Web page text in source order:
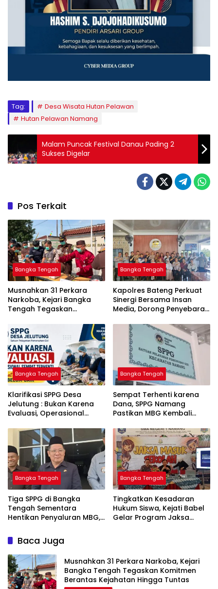
Tag:
Desa Wisata Hutan Pelawan
Hutan Pelawan Namang
Malam Puncak Festival Danau Pading 2
Sukses Digelar
Pos Terkait
Bangka Tengah
Musnahkan 31 Perkara
Narkoba, Kejari Bangka
Tengah Tegaskan
Kejahatan Hingga Tuntas
Bangka Tengah
‎Kapolres Bateng Perkuat
Sinergi Bersama Insan
Media, Dorong Penyebaran
Layanan Polri 110
Bangka Tengah
‎Klarifikasi SPPG Desa
Jelutung : Bukan Karena
Evaluasi, Operasional
Dana Banper Belum Cair
Bangka Tengah
‎Sempat Terhenti karena
Dana, SPPG Namang
Pastikan MBG Kembali
Bangka Tengah
‎Tiga SPPG di Bangka
Tengah Sementara
Hentikan Penyaluran MBG,
Bangka Tengah
Tingkatkan Kesadaran
Hukum Siswa, Kejati Babel
Gelar Program Jaksa
Baca Juga
Musnahkan 31 Perkara Narkoba, Kejari
Bangka Tengah Tegaskan Komitmen
Berantas Kejahatan Hingga Tuntas